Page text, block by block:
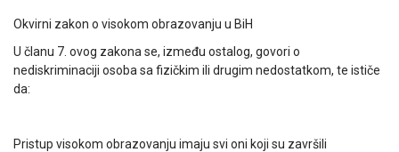
Okvirni zakon o visokom obrazovanju u BiH
U članu 7. ovog zakona se, između ostalog, govori o
nediskriminaciji osoba sa fizičkim ili drugim nedostatkom, te ističe
da:
Pristup visokom obrazovanju imaju svi oni koji su završili